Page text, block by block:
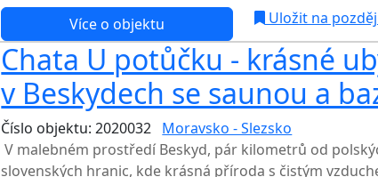
Více o objektu Uložit na
Chata U potůčku - krásné
v Beskydech se saunou a
Číslo objektu: 2020032 Moravsko - Slezsko
V malebném prostředí Beskyd, pár kilometrů od
slovenských hranic, kde krásná příroda s čistým